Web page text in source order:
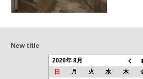
New title
2026年 8月
日
月 火 水 木